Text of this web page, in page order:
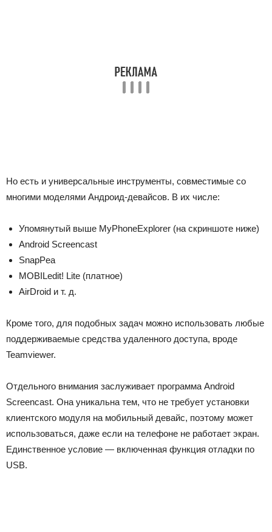
Но есть и универсальные инструменты, совместимые со
многими моделями Андроид-девайсов. В их числе:
Упомянутый выше MyPhoneExplorer (на скриншоте ниже)
Android Screencast
SnapPea
MOBILedit! Lite (платное)
AirDroid и т. д.
Кроме того, для подобных задач можно использовать любые
поддерживаемые средства удаленного доступа, вроде
Teamviewer.
Отдельного внимания заслуживает программа Android
Screencast. Она уникальна тем, что не требует установки
клиентского модуля на мобильный девайс, поэтому может
использоваться, даже если на телефоне не работает экран.
Единственное условие — включенная функция отладки по
USB.